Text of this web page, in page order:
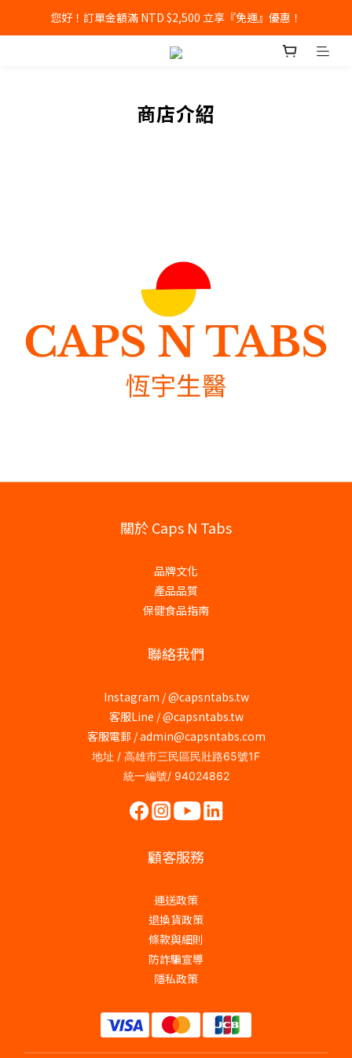
您好！訂單金額滿 NTD $2,500 立享『免運』優惠！
商店介紹
關於 Caps N Tabs
品牌文化
產品品質
保健食品指南
聯絡我們
Instagram /@capsntabs.tw
客服Line / @capsntabs.tw
客服電郵 / admin@capsntabs.com
地址 / 高雄市三民區民壯路65號1F
統一編號/ 94024862
顧客服務
運送政策
退換貨政策
條款與細則
防詐騙宣導
隱私政策